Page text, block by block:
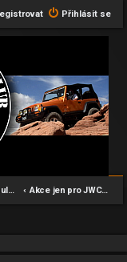
Přihlásit se
Archív akcí minulých let Akce jen pro JWC - 2020